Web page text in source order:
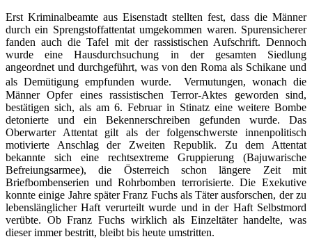
Erst Kriminalbeamte aus Eisenstadt stellten fest, dass die Männer
durch ein Sprengstoffattentat umgekommen waren. Spurensicherer
fanden auch die Tafel mit der rassistischen Aufschrift. Dennoch
wurde eine Hausdurchsuchung in der gesamten Siedlung
angeordnet und durchgeführt, was von den Roma als Schikane und
als Demütigung empfunden wurde. Vermutungen, wonach die
Männer Opfer eines rassistischen Terror-Aktes geworden sind,
bestätigen sich, als am 6. Februar in Stinatz eine weitere Bombe
detonierte und ein Bekennerschreiben gefunden wurde. Das
Oberwarter Attentat gilt als der folgenschwerste innenpolitisch
motivierte Anschlag der Zweiten Republik. Zu dem Attentat
bekannte sich eine rechtsextreme Gruppierung (Bajuwarische
Befreiungsarmee), die Österreich schon längere Zeit mit
Briefbombenserien und Rohrbomben terrorisierte. Die Exekutive
konnte einige Jahre später Franz Fuchs als Täter ausforschen, der zu
lebenslänglicher Haft verurteilt wurde und in der Haft Selbstmord
verübte. Ob Franz Fuchs wirklich als Einzeltäter handelte, was
dieser immer bestritt, bleibt bis heute umstritten.